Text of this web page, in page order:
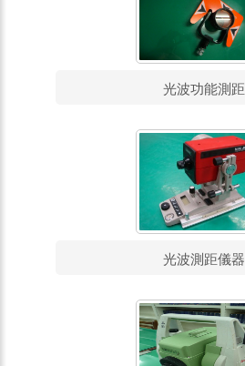
光波功能測距
光波測距儀器